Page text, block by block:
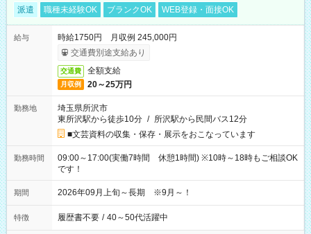
派遣 職種未経験OK ブランクOK WEB登録・面接OK
給与
時給1750円 月収例 245,000円
交通費別途支給あり
交通費 全額支給
月収例 20～25万円
勤務地
埼玉県所沢市
東所沢駅から徒歩10分 / 所沢駅から民間バス12分
■文芸資料の収集・保存・展示をおこなっています
勤務時間
09:00～17:00(実働7時間 休憩1時間) ※10時～18時もご相談OK
です！
期間 2026年09月上旬～長期 ※9月～！
特徴 履歴書不要 / 40～50代活躍中